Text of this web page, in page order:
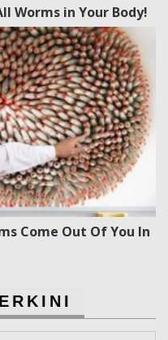
Worms in Your Body!
Come Out Of You In